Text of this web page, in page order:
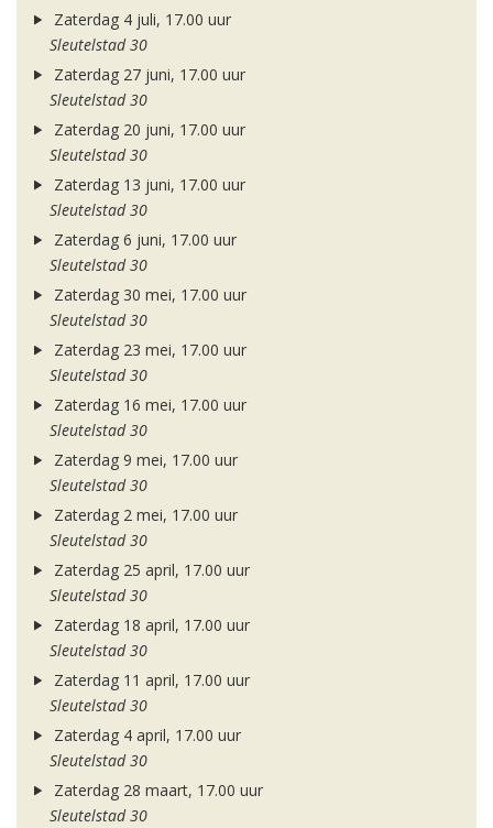
Zaterdag 4 juli, 17.00 uur
Sleutelstad 30
Zaterdag 27 juni, 17.00 uur
Sleutelstad 30
Zaterdag 20 juni, 17.00 uur
Sleutelstad 30
Zaterdag 13 juni, 17.00 uur
Sleutelstad 30
Zaterdag 6 juni, 17.00 uur
Sleutelstad 30
Zaterdag 30 mei, 17.00 uur
Sleutelstad 30
Zaterdag 23 mei, 17.00 uur
Sleutelstad 30
Zaterdag 16 mei, 17.00 uur
Sleutelstad 30
Zaterdag 9 mei, 17.00 uur
Sleutelstad 30
Zaterdag 2 mei, 17.00 uur
Sleutelstad 30
Zaterdag 25 april, 17.00 uur
Sleutelstad 30
Zaterdag 18 april, 17.00 uur
Sleutelstad 30
Zaterdag 11 april, 17.00 uur
Sleutelstad 30
Zaterdag 4 april, 17.00 uur
Sleutelstad 30
Zaterdag 28 maart, 17.00 uur
Sleutelstad 30